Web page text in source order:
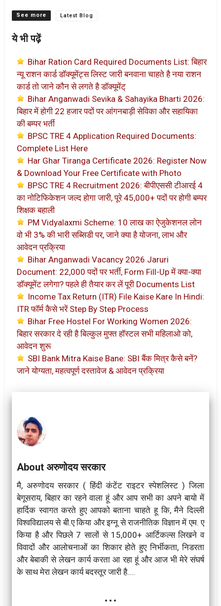
Categories Latest Blog
ये भी पढ़ें
Bihar Ration Card Required Documents List: बिहार
न्यू राशन कार्ड डॉक्यूमेंट्स लिस्ट जारी बनवाना चाहते है नया राशन
कार्ड तो जाने कौन से लगते है डॉक्यूमेंट्
Bihar Anganwadi Sevika & Sahayika Bharti 2026:
बिहार में होगी 22 हजार पदों पर आंगनबाड़ी सेविका और सहायिका
की बम्पर भर्ती
BPSC TRE 4 Application Required Documents:
Complete List Here
Har Ghar Tiranga Certificate 2026: Register Now
& Download Your Free Certificate with Photo
BPSC TRE 4 Recruitment 2026: बीपीएससी टीआरई 4
का नोटिफिकेशन जल्द होगा जारी, पूरे 45,000+ पदों पर होगी बम्पर
शिक्षक बहाली
PM Vidyalaxmi Scheme: 10 लाख का ऐजुकेशनल लोन
वो भी 3% की भारी सब्सिडी पर, जाने क्या है योजना, लाभ और
आवेदन प्रक्रिया
Bihar Anganwadi Vacancy 2026 Jaruri
Document: 22,000 पदों पर भर्ती, Form Fill-Up में क्या-क्या
डॉक्यूमेंट लगेगा? पहले ही तैयार कर लें पूरी Documents List
Income Tax Return (ITR) File Kaise Kare In Hindi:
ITR फॉर्म कैसे भरें Step By Step Process
Bihar Free Hostel For Working Women 2026:
बिहार सरकार दे रही है बिल्कुल मुफ्त हॉस्टल सभी महिलाओ को,
आवेदन शुरू
SBI Bank Mitra Kaise Bane: SBI बैंक मित्र कैसे बनें?
जाने योग्यता, महत्वपूर्ण दस्तावेज & आवेदन प्रक्रिया
About अरुणोदय सरकार
मै, अरुणोदय सरकार ( हिंदी कंटेंट राइटर स्पेशलिस्ट ) जिला
बेगूसराय, बिहार का रहने वाला हूं और आप सभी का अपने बायो में
हार्दिक स्वागत करते हुए आपको बताना चाहते हू कि, मैने दिल्ली
विश्वविद्यालय से बी.ए किया और इग्नू से राजनीतिक विज्ञान में एम. ए
किया है और पिछले 7 सालों से 15,000+ आर्टिकल्स लिखने व
विवादों और आलोचनाओं का शिकार होते हुए निर्भीकता, निडरता
और बेबाकी से लेखन कार्य करता आ रहा हूं और आज भी मेरे संघर्ष
के साथ मेरा लेखन कार्य बदस्तूर जारी है....
...